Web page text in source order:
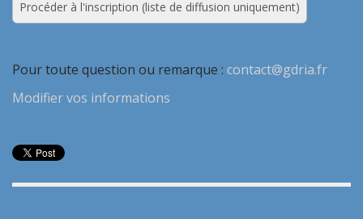
Pour toute question ou remarque : contact@gdria.fr
Modifier vos informations